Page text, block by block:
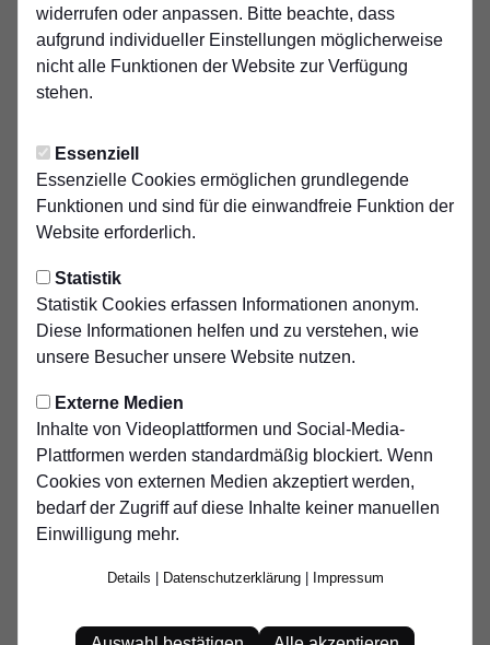
widerrufen oder anpassen. Bitte beachte, dass
aufgrund individueller Einstellungen möglicherweise
nicht alle Funktionen der Website zur Verfügung
stehen.
Essenziell
Essenzielle Cookies ermöglichen grundlegende
Funktionen und sind für die einwandfreie Funktion der
Website erforderlich.
Statistik
Statistik Cookies erfassen Informationen anonym.
Diese Informationen helfen und zu verstehen, wie
unsere Besucher unsere Website nutzen.
Externe Medien
Inhalte von Videoplattformen und Social-Media-
Plattformen werden standardmäßig blockiert. Wenn
Cookies von externen Medien akzeptiert werden,
bedarf der Zugriff auf diese Inhalte keiner manuellen
Einwilligung mehr.
Details Datenschutzerklärung Impressum
Trainer
Ramazan
Sport-Vorstand
Michael